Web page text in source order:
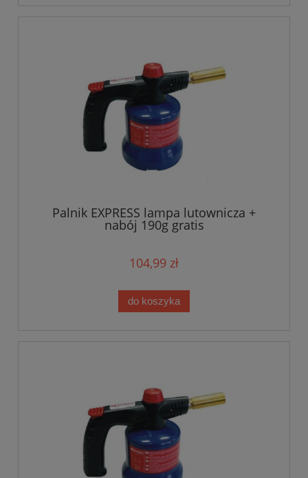
Palnik EXPRESS lampa lutownicza +
nabój 190g gratis
104,99 zł
do koszyka